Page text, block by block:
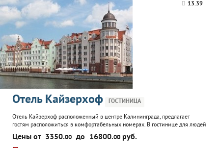
13.39
Отель Кайзерхоф ГОСТИНИЦА
Отель Кайзерхоф расположенный в центре Калининграда, предлагает
гостям расположиться в комфортабельных номерах. В гостинице для людей
с ограниченными возможностями имеются 3 номера. Для отдыхающих
работают SPA-салон, рестораны, бар, есть возможность заказа блюд в номер.
Цены от 3350.00 до 16800.00 руб.